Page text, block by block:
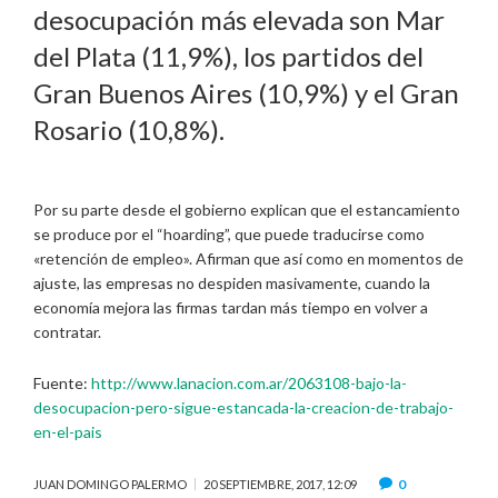
desocupación más elevada son Mar
del Plata (11,9%), los partidos del
Gran Buenos Aires (10,9%) y el Gran
Rosario (10,8%).
Por su parte desde el gobierno explican que el estancamiento
se produce por el “hoarding”, que puede traducirse como
«retención de empleo». Afirman que así como en momentos de
ajuste, las empresas no despiden masivamente, cuando la
economía mejora las firmas tardan más tiempo en volver a
contratar.
Fuente: http://www.lanacion.com.ar/2063108-bajo-la-
desocupacion-pero-sigue-estancada-la-creacion-de-trabajo-
en-el-pais
JUAN DOMINGO PALERMO 20 SEPTIEMBRE, 2017, 12:09
0